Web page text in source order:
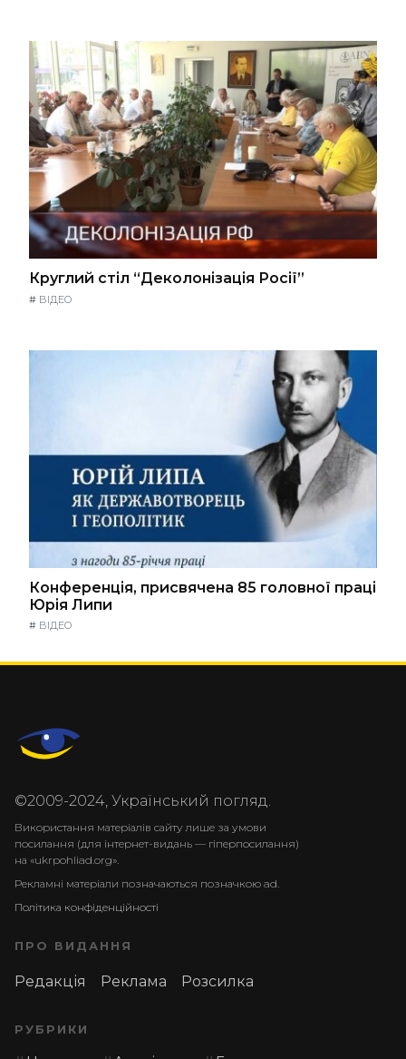
Круглий стіл “Деколонізація Росії”
# ВІДЕО
Конференція, присвячена 85 головної праці
Юрія Липи
# ВІДЕО
©2009-2024, Український погляд.
Використання матеріалів сайту лише за умови
посилання (для інтернет-видань — гіперпосилання)
на «ukrpohliad.org».
Рекламні матеріали позначаються позначкою ad.
Політика конфіденційності
ПРО ВИДАННЯ
Редакція Реклама Розсилка
РУБРИКИ